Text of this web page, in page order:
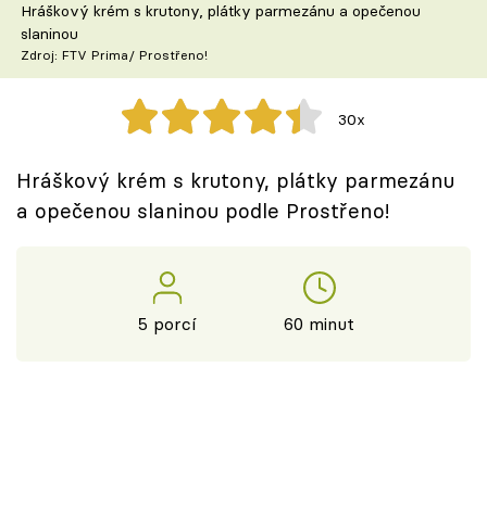
Speciál: Cuketa
Těhotnej kuchař
Sledujte prima+
Přihlášení
Hráškový krém s krutony, plátky parmezánu a opečenou
slaninou
Zdroj: FTV Prima/ Prostřeno!
30x
Hráškový krém s krutony, plátky parmezánu
a opečenou slaninou podle Prostřeno!
5 porcí 60 minut